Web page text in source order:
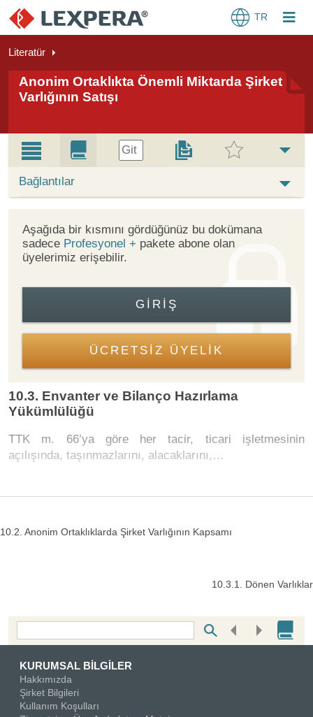
TR
Literatür
Anonim Ortaklıkta Önemli Miktarda Şirket
Varlığının Satışı
Git
Bağlantılar
Aşağıda bir kısmını gördüğünüz bu dokümana
sadece Profesyonel + pakete abone olan
üyelerimiz erişebilir.
GIRIŞ
ÜCRETSİZ ÜYELİK
10.3. Envanter ve Bilanço Hazırlama
Yükümlülüğü
TTK m. 66’ya göre her tacir, ticari işletmesinin
açılışında, taşınmazlarını, alacaklarını,…
10.2. Anonim Ortaklıklarda Şirket Varlığının Kapsamı
10.3.1. Dönen Varlıklar
Bottom Search Toolbar Highlight Text
KURUMSAL BİLGİLER
Hakkımızda
Şirket Bilgileri
Kullanım Koşulları